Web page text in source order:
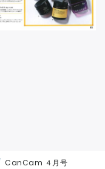
CanCam ４月号